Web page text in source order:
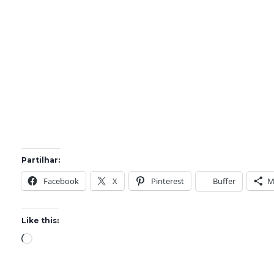
Partilhar:
Facebook X Pinterest Buffer
Like this:
L